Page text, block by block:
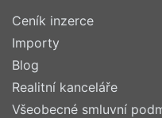
Ceník inzerce
Importy
Blog
Realitní kanceláře
Všeobecné smluvní